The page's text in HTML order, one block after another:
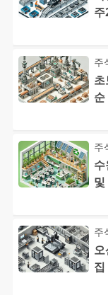
주
주
주